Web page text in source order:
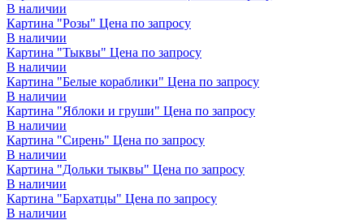
В наличии
Картина "Розы" Цена по запросу
В наличии
Картина "Тыквы" Цена по запросу
В наличии
Картина "Белые кораблики" Цена по запросу
В наличии
Картина "Яблоки и груши" Цена по запросу
В наличии
Картина "Сирень" Цена по запросу
В наличии
Картина "Дольки тыквы" Цена по запросу
В наличии
Картина "Бархатцы" Цена по запросу
В наличии